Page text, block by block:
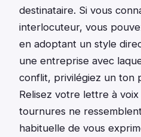
destinataire. Si vous
interlocuteur, vous
en adoptant un style
une entreprise avec
conflit, privilégiez un ton
Relisez votre lettre à
tournures ne
habituelle de vous